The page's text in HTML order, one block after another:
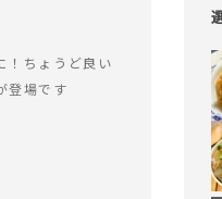
！ちょうど良い
登場です